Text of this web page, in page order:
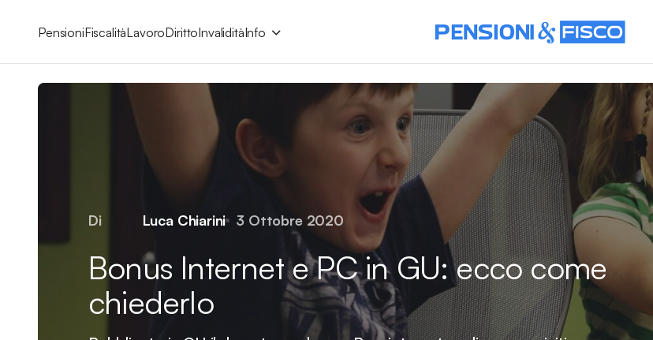
PensioniFiscalitàLavoroDirittoInvaliditàInfo
Di Luca Chiarini 3 Ottobre 2020
Bonus Internet e PC in GU: ecco come
chiederlo